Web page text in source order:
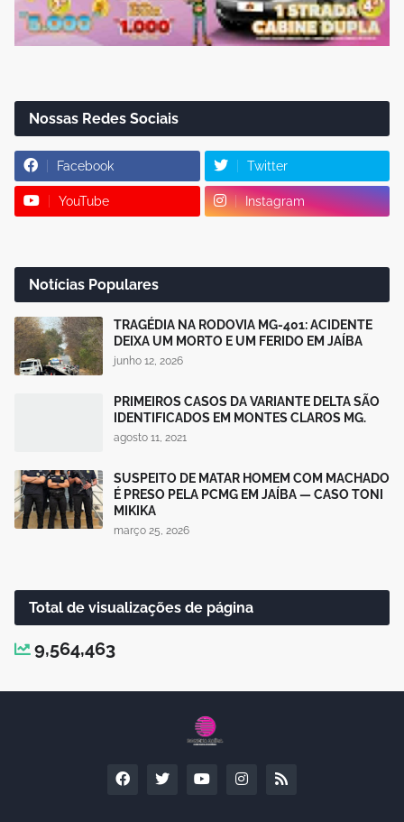
Nossas Redes Sociais
Facebook Twitter
YouTube Instagram
Notícias Populares
TRAGÉDIA NA RODOVIA MG-401: ACIDENTE
DEIXA UM MORTO E UM FERIDO EM JAÍBA
junho 12, 2026
PRIMEIROS CASOS DA VARIANTE DELTA SÃO
IDENTIFICADOS EM MONTES CLAROS MG.
agosto 11, 2021
SUSPEITO DE MATAR HOMEM COM MACHADO
É PRESO PELA PCMG EM JAÍBA — CASO TONI
MIKIKA
março 25, 2026
Total de visualizações de página
9,564,463